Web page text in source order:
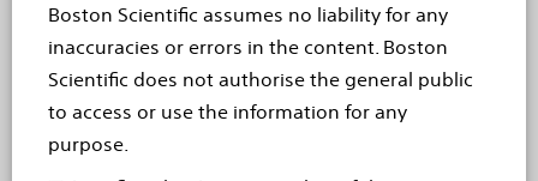
Boston Scientific assumes no liability for any
inaccuracies or errors in the content. Boston
Scientific does not authorise the general public
to access or use the information for any
purpose.
dei sistemi sanitari. Per maggiori informazio ni visitate
www.bostonscientific.com e contenetevi su Twitter e
Facebook .
Affermazione Cautelativa Relativa alle Affermazioni